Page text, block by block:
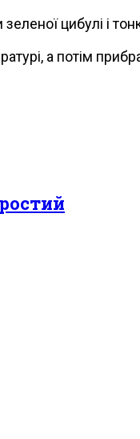
цибулі і
а потім